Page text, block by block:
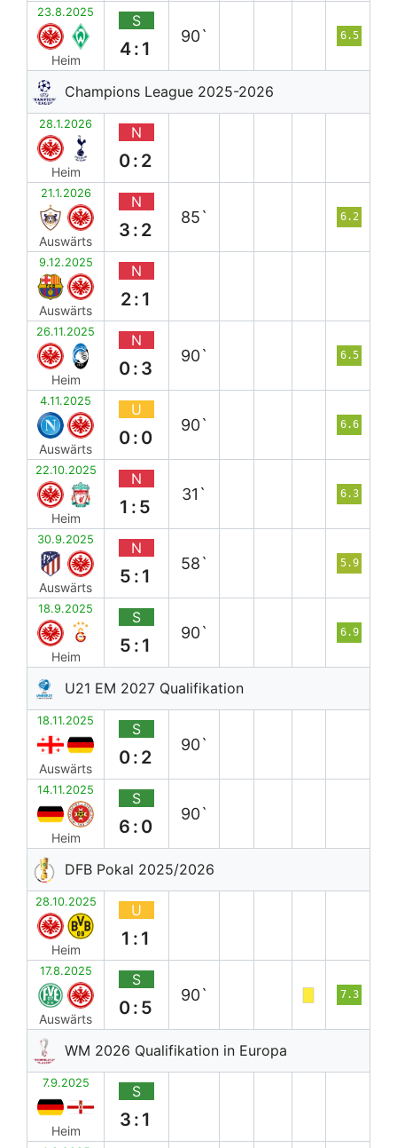
23.8.2025
Heim
S
4:1
90` 6.5
Champions League 2025-2026
28.1.2026
Heim
N
0:2
21.1.2026
Auswärts
N
3:2
85` 6.2
9.12.2025
Auswärts
N
2:1
26.11.2025
Heim
N
0:3
90` 6.5
4.11.2025
Auswärts
U
0:0
90` 6.6
22.10.2025
Heim
N
1:5
31` 6.3
30.9.2025
Auswärts
N
5:1
58` 5.9
18.9.2025
Heim
S
5:1
90` 6.9
U21 EM 2027 Qualifikation
18.11.2025
Auswärts
S
0:2
90`
14.11.2025
Heim
S
6:0
90`
DFB Pokal 2025/2026
28.10.2025
Heim
U
1:1
17.8.2025
Auswärts
S
0:5
90` 7.3
WM 2026 Qualifikation in Europa
7.9.2025
Heim
S
3:1